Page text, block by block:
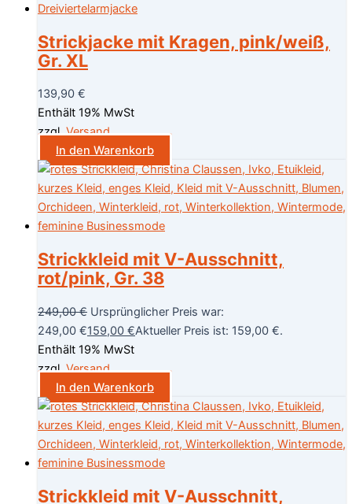
Strickjacke mit Kragen, pink/weiß,
Gr. XL
139,90 €
Enthält 19% MwSt
zzgl. Versand
In den Warenkorb
Strickkleid mit V-Ausschnitt,
rot/pink, Gr. 38
249,00€ Ursprünglicher Preis war:
249,00 €159,00 €Aktueller Preis ist: 159,00 €.
Enthält 19% MwSt
zzgl. Versand
In den Warenkorb
Strickkleid mit V-Ausschnitt,